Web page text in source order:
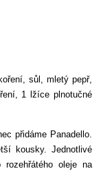
sůl, mletý pepř,
1 lžíce plnotučné
přidáme Panadello.
kousky. Jednotlivé
oleje na